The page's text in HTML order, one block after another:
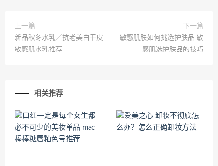
上一篇
新品秋冬水乳／抗老美白干皮
敏感肌水乳推荐
下一篇
敏感肌肤如何挑选护肤品 敏
感肌选护肤品的技巧
相关推荐